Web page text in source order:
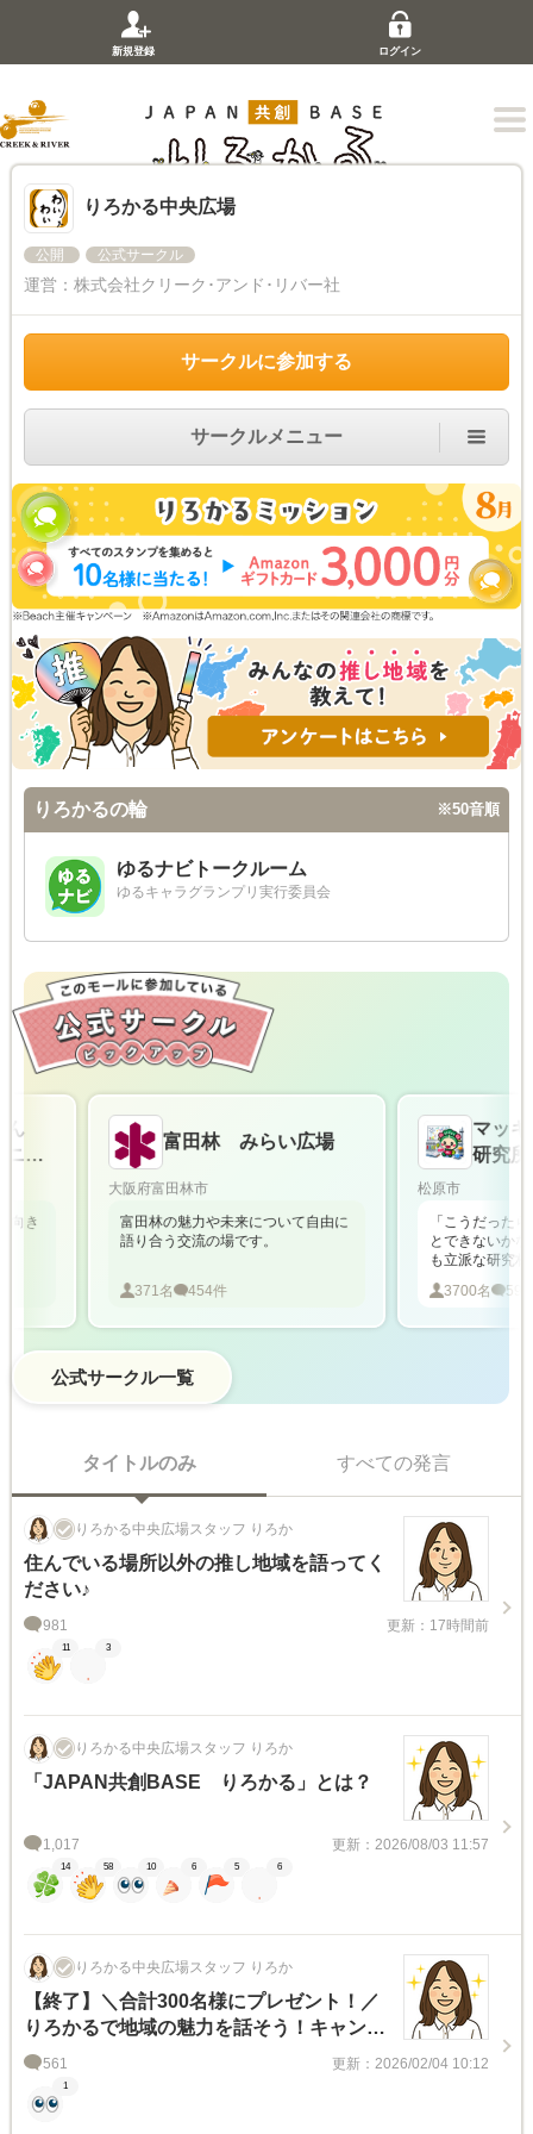
新規登録 ログイン
りろかる中央広場
公開 公式サークル
運営： 株式会社クリーク･アンド･リバー社
サークルに参加する
サークルメニュー
りろかるの輪 ※50音順
ゆるナビトークルーム
ゆるキャラグランプリ実行委員会
テ
き
富田林 みらい広場
大阪府富田林市
富田林の魅力や未来について自由に
語り合う交流の場です。
371名 454件
マッキ
研究所
松原市
「こうだったら
とできないかな
も立派な研究材
ないアイデアや
OK。松原市を
3700名 5987
公式サークル一覧
タイトルのみ すべての発言
りろかる中央広場スタッフ りろか
住んでいる場所以外の推し地域を語ってく
ださい♪
981 更新：17時間前
11 3
りろかる中央広場スタッフ りろか
「JAPAN共創BASE りろかる」とは？
1,017 更新：2026/08/03 11:57
14 58 10 6 5 6
りろかる中央広場スタッフ りろか
【終了】＼合計300名様にプレゼント！／
りろかるで地域の魅力を話そう！キャンペ
ーン561 更新：2026/02/04 10:12
1